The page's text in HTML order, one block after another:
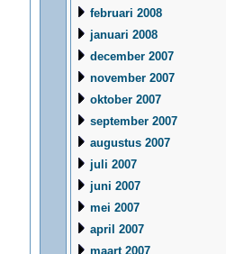
februari 2008
januari 2008
december 2007
november 2007
oktober 2007
september 2007
augustus 2007
juli 2007
juni 2007
mei 2007
april 2007
maart 2007